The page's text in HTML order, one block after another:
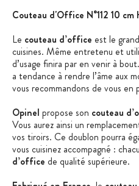
Couteau d'Office N°112 10
Le couteau d’office est le
cuisines. Même entretenu et
d’usage finira par en venir à
a tendance à rendre l’âme aux
vous recommandons de vous en
Opinel propose son couteau
Vous aurez ainsi un
vos tiroirs. Ce doublon pourra
vous cuisinez accompagné :
d’office de qualité supérieure.